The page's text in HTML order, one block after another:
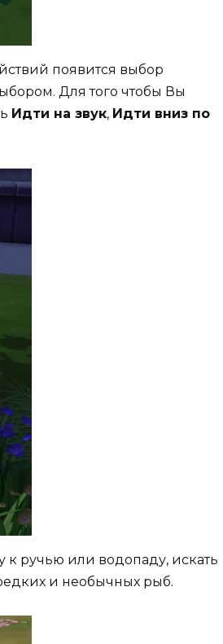
появится выбор
Для того чтобы Вы
Идти на звук, Идти вниз по
к ручью или водопаду, искать
и необычных рыб.